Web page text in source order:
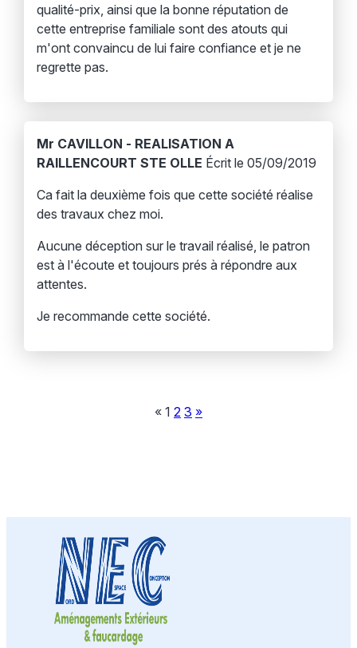
qualité-prix, ainsi que la bonne réputation de
cette entreprise familiale sont des atouts qui
m'ont convaincu de lui faire confiance et je ne
regrette pas.
Mr CAVILLON - REALISATION A
RAILLENCOURT STE OLLE Écrit le 05/09/2019
Ca fait la deuxième fois que cette société réalise
des travaux chez moi.
Aucune déception sur le travail réalisé, le patron
est à l'écoute et toujours prés à répondre aux
attentes.
Je recommande cette société.
« 1 2 3 »